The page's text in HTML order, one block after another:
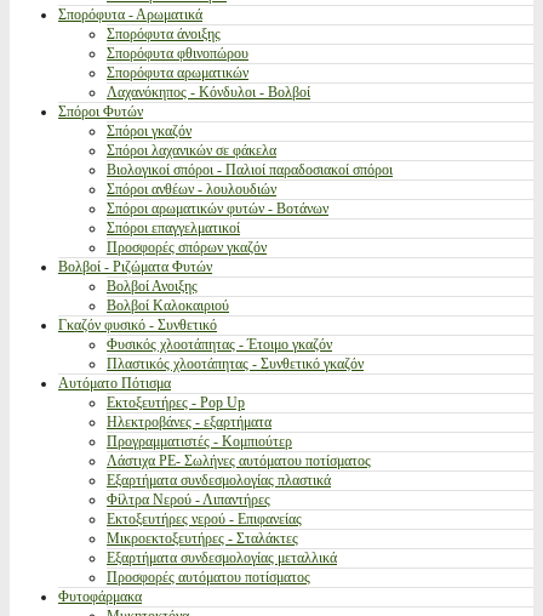
Σπορόφυτα - Αρωματικά
Σπορόφυτα άνοιξης
Σπορόφυτα φθινοπώρου
Σπορόφυτα αρωματικών
Λαχανόκηπος - Κόνδυλοι - Βολβοί
Σπόροι Φυτών
Σπόροι γκαζόν
Σπόροι λαχανικών σε φάκελα
Βιολογικοί σπόροι - Παλιοί παραδοσιακοί σπόροι
Σπόροι ανθέων - λουλουδιών
Σπόροι αρωματικών φυτών - Βοτάνων
Σπόροι επαγγελματικοί
Προσφορές σπόρων γκαζόν
Βολβοί - Ριζώματα Φυτών
Βολβοί Ανοιξης
Βολβοί Καλοκαιριού
Γκαζόν φυσικό - Συνθετικό
Φυσικός χλοοτάπητας - Έτοιμο γκαζόν
Πλαστικός χλοοτάπητας - Συνθετικό γκαζόν
Αυτόματο Πότισμα
Εκτοξευτήρες - Pop Up
Ηλεκτροβάνες - εξαρτήματα
Προγραμματιστές - Κομπιούτερ
Λάστιχα PE- Σωλήνες αυτόματου ποτίσματος
Εξαρτήματα συνδεσμολογίας πλαστικά
Φίλτρα Νερού - Λιπαντήρες
Εκτοξευτήρες νερού - Επιφανείας
Μικροεκτοξευτήρες - Σταλάκτες
Εξαρτήματα συνδεσμολογίας μεταλλικά
Προσφορές αυτόματου ποτίσματος
Φυτοφάρμακα